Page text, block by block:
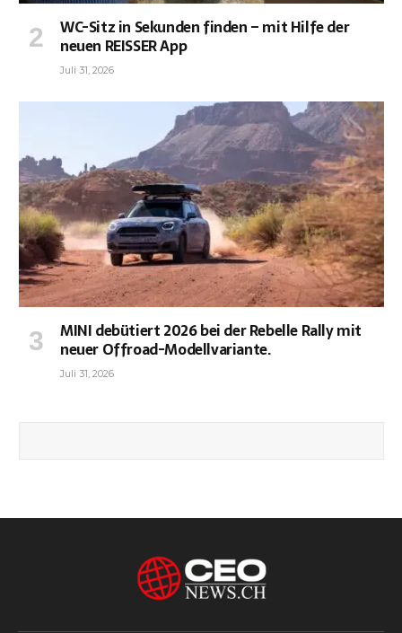
WC-Sitz in Sekunden finden – mit Hilfe der
neuen REISSER App
Juli 31, 2026
MINI debütiert 2026 bei der Rebelle Rally mit
neuer Offroad-Modellvariante.
Juli 31, 2026